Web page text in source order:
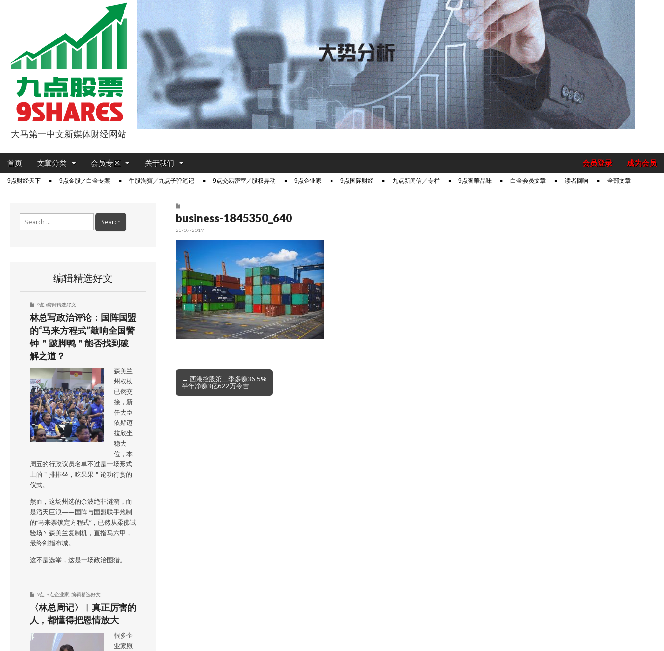
9点股票
大马第一中文新媒体财经网站
Main
Skip
content
首页 文章分类 会员专区 关于我们 成为会员
会员登录
Sub9点财经天下 9点金股／白金专案 牛股淘寶／九点子弹笔记 9点交易密室／股权异动 9点企业家 9点国际财经 九点新闻信／专栏 9点奢華品味 白金会员文章 读者回响 全部文章
business-1845350_640
26/07/2019
Post
navigation
← 西港控股第二季多赚36.5%
半年净赚3亿622万令吉
编辑精选好文
9点 编辑精选好文
林总写政治评论：国阵国盟
的“马来方程式”敲响全国警
钟 ＂跛脚鸭＂能否找到破
解之道？
森美兰
州权杖
已然交
接，新
任大臣
依斯迈
拉欣坐
稳大
位，本
周五的行政议员名单不过是一场形式
上的＂排排坐，吃果果＂论功行赏的
仪式。
然而，这场州选的余波绝非涟漪，而
是滔天巨浪——国阵与国盟联手炮制
的“马来票锁定方程式”，已然从柔佛试
验场丶森美兰复制机，直指马六甲，
最终剑指布城。
这不是选举，这是一场政治围猎。
9点 9点企业家 编辑精选好文
〈林总周记〉︱真正厉害的
人，都懂得把恩情放大
很多企
业家愿